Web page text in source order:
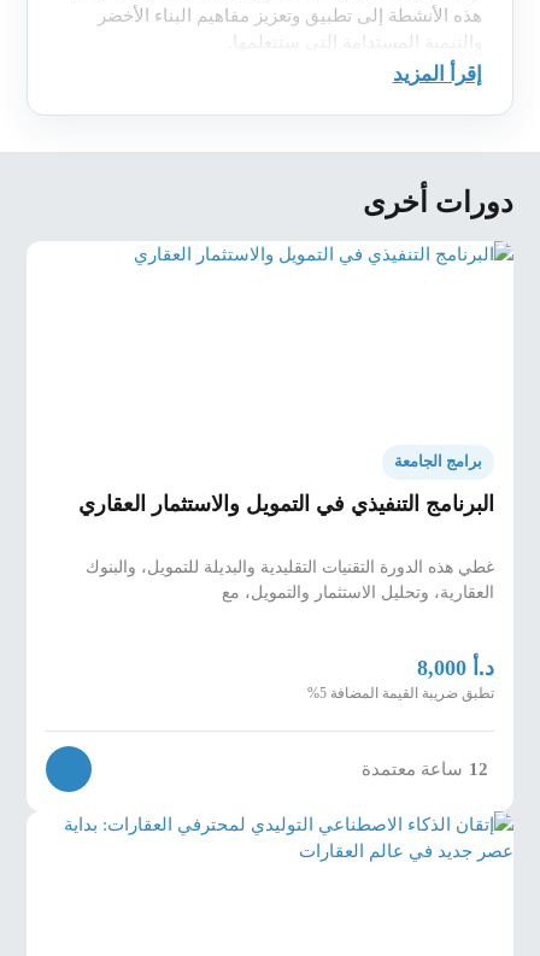
هذه الأنشطة إلى تطبيق وتعزيز مفاهيم البناء الأخضر
إقرأ المزيد
دورات أخرى
برامج الجامعة
البرنامج التنفيذي في التمويل والاستثمار العقاري
غطي هذه الدورة التقنيات التقليدية والبديلة للتمويل، والبنوك
العقارية، وتحليل الاستثمار والتمويل، مع
د.أ 8,000
تطبق ضريبة القيمة المضافة 5%
12 ساعة معتمدة